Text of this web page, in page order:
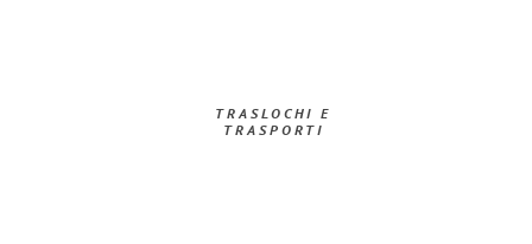
TRASLOCHI E
TRASPORTI​